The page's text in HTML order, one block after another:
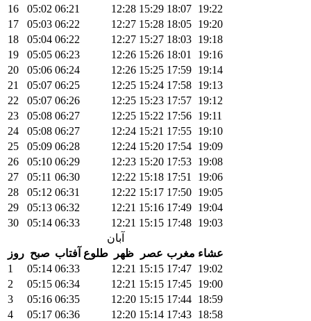
16
05:02 06:21 12:28 15:29 18:07 19:22
17
05:03 06:22 12:27 15:28 18:05 19:20
18
05:04 06:22 12:27 15:27 18:03 19:18
19
05:05 06:23 12:26 15:26 18:01
19:16
20
05:06 06:24 12:26 15:25 17:59 19:14
21
05:07 06:25 12:25 15:24 17:58 19:13
22
05:07 06:26 12:25 15:23 17:57 19:12
23
05:08 06:27 12:25 15:22 17:56 19:11
24
05:08 06:27 12:24 15:21 17:55 19:10
25
05:09 06:28 12:24 15:20 17:54 19:09
26
05:10 06:29 12:23 15:20 17:53 19:08
27
05:11 06:30 12:22 15:18 17:51
19:06
28
05:12 06:31 12:22 15:17 17:50 19:05
29
05:13 06:32 12:21 15:16 17:49 19:04
30
05:14 06:33 12:21 15:15 17:48 19:03
آبان
روز صبح طلوع آفتاب ظهر عصر مغرب عشاء
1
05:14 06:33 12:21 15:15 17:47 19:02
2
05:15 06:34 12:21 15:15 17:45 19:00
3
05:16 06:35 12:20 15:15 17:44 18:59
4
05:17 06:36 12:20 15:14 17:43 18:58